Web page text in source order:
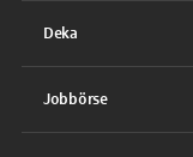
Deka
Jobbörse